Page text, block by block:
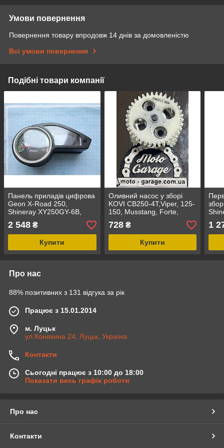
Умови повернення
Повернення товару впродовж 14 днів за домовленістю
Всі умови повернення
Подібні товари компанії
Панель приладів цифрова
Geon X-Road 250,
Shineray XY250GY-6B,
Viper VXR,
2 548 ₴
Купити
Оливний насос у зборі
KOVI CB250-4T,Viper, 125-
150, Musstang, Forte,
Spark, KOVI LITE 37зуб,
728₴
Купити
1
Про нас
88% позитивних з 131 відгука за рік
Працює з 15.01.2014
м. Луцьк
ул.Конякина 24, Луцьк, Україна
Контакти
Сьогодні працює з 10:00 до 18:00
Показати весь графік роботи
Про нас
Контакти